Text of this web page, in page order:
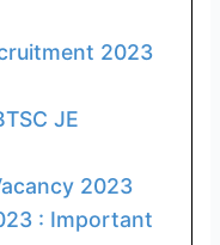
2023
JE
2023
: Important